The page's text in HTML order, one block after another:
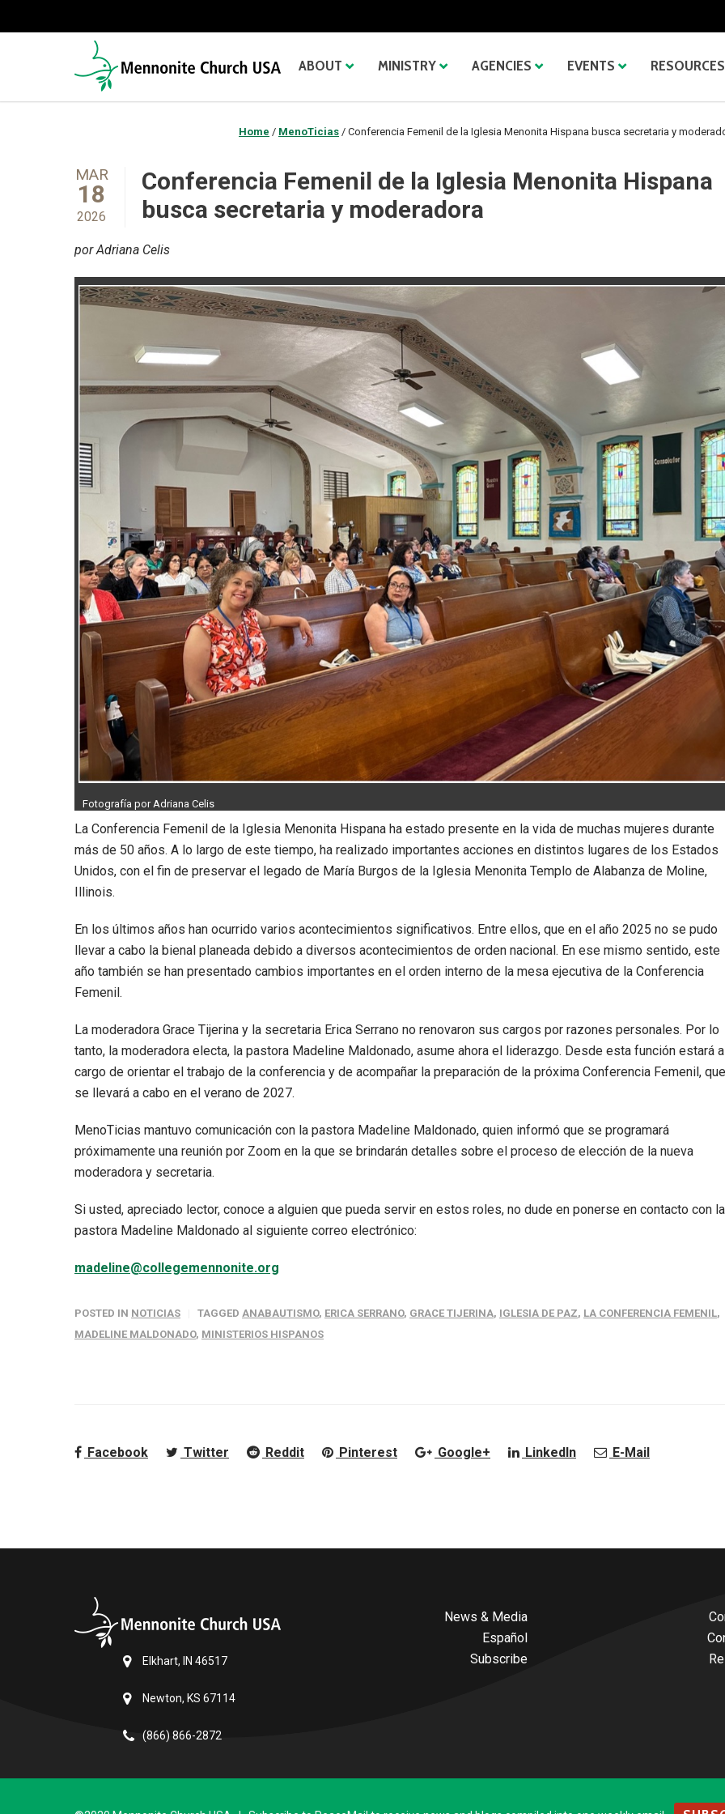
ABOUT MINISTRY AGENCIES EVENTS RESOURCES
Home / MenoTicias / Conferencia Femenil de la Iglesia Menonita Hispana busca secretaria y
MAR
18
2026
Conferencia Femenil de la Iglesia Menonita Hispana
busca secretaria y moderadora
por Adriana Celis
Fotografía por Adriana Celis
La Conferencia Femenil de la Iglesia Menonita Hispana ha estado presente en la vida de muchas mujeres durante
más de 50 años. A lo largo de este tiempo, ha realizado importantes acciones en distintos lugares de los Estados
Unidos, con el fin de preservar el legado de María Burgos de la Iglesia Menonita Templo de Alabanza de Moline,
Illinois.
En los últimos años han ocurrido varios acontecimientos significativos. Entre ellos, que en el año 2025 no se pudo
llevar a cabo la bienal planeada debido a diversos acontecimientos de orden nacional. En ese mismo sentido, este
año también se han presentado cambios importantes en el orden interno de la mesa ejecutiva de la Conferencia
Femenil.
La moderadora Grace Tijerina y la secretaria Erica Serrano no renovaron sus cargos por razones personales. Por lo
tanto, la moderadora electa, la pastora Madeline Maldonado, asume ahora el liderazgo. Desde esta función estará a
cargo de orientar el trabajo de la conferencia y de acompañar la preparación de la próxima Conferencia Femenil, que
se llevará a cabo en el verano de 2027.
MenoTicias mantuvo comunicación con la pastora Madeline Maldonado, quien informó que se programará
próximamente una reunión por Zoom en la que se brindarán detalles sobre el proceso de elección de la nueva
moderadora y secretaria.
Si usted, apreciado lector, conoce a alguien que pueda servir en estos roles, no dude en ponerse en contacto con la
pastora Madeline Maldonado al siguiente correo electrónico:
madeline@collegemennonite.org
POSTED IN NOTICIAS TAGGED ANABAUTISMO, ERICA SERRANO, GRACE TIJERINA, IGLESIA DE PAZ, LA CONFERENCIA FEMENIL,
MADELINE MALDONADO, MINISTERIOS HISPANOS
Facebook Twitter Reddit Pinterest Google+ LinkedIn E-Mail
Elkhart, IN 46517
Newton, KS 67114
(866) 866-2872
News & Media
Español
Subscribe